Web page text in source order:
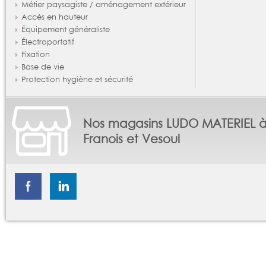
Métier paysagiste / aménagement extérieur
Accès en hauteur
Équipement généraliste
Électroportatif
Fixation
Base de vie
Protection hygiène et sécurité
Nos magasins LUDO MATERIEL
Franois et Vesoul